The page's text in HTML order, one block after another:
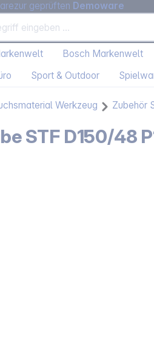
zur geprüften Demoware
Bosch Markenwelt
Sport & Outdoor
Werkzeug Zubehör
STF D150/48